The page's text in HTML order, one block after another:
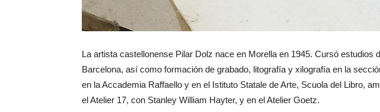
La artista castellonense Pilar Dolz nace en Morella en 1945. Cursó
Barcelona, así como formación de grabado, litografía y xilografía en la
en la Accademia Raffaello y en el Istituto Statale de Arte, Scuola del Libro,
el Atelier 17, con Stanley William Hayter, y en el Atelier Goetz.